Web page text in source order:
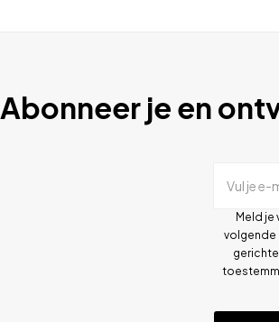
Abonneer je en
Vul je e-
Meld je
volgende